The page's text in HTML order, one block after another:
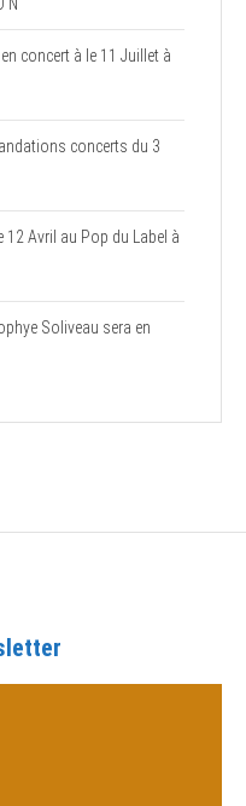
concert à le 11 Juillet à
concerts du 3
12 Avril au Pop du Label à
Soliveau sera en